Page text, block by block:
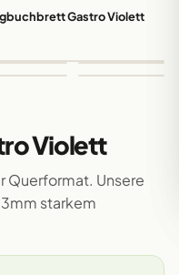
Gastro Violett
Violett
Querformat. Unsere
starkem